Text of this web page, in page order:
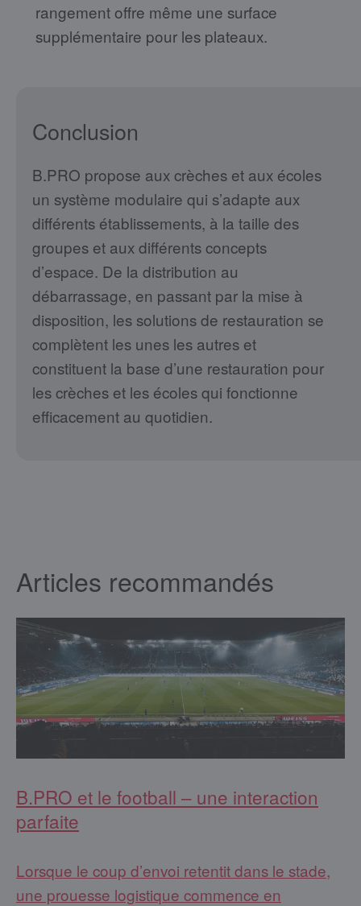
rangement offre même une surface
supplémentaire pour les plateaux.
Conclusion
B.PRO propose aux crèches et aux écoles
un système modulaire qui s’adapte aux
différents établissements, à la taille des
groupes et aux différents concepts
d’espace. De la distribution au
débarrassage, en passant par la mise à
disposition, les solutions de restauration se
complètent les unes les autres et
constituent la base d’une restauration pour
les crèches et les écoles qui fonctionne
efficacement au quotidien.
Articles recommandés
B.PRO et le football – une interaction
parfaite
Lorsque le coup d’envoi retentit dans le stade,
une prouesse logistique commence en